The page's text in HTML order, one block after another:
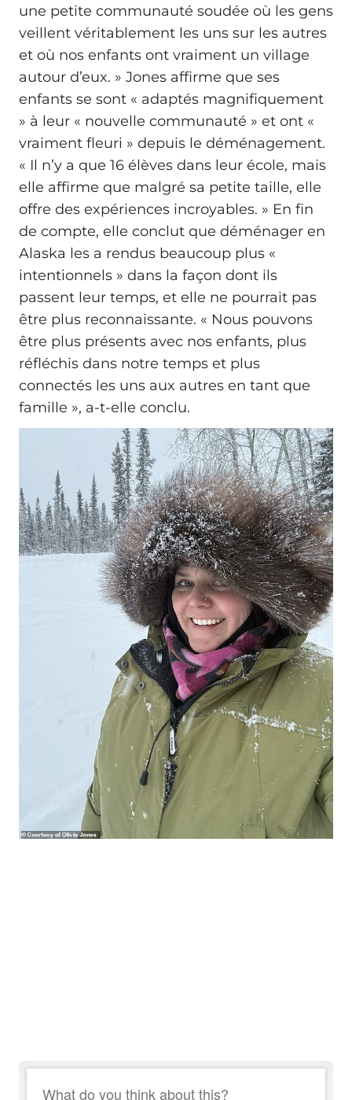
une petite communauté soudée où les gens
veillent véritablement les uns sur les autres
et où nos enfants ont vraiment un village
autour d’eux. » Jones affirme que ses
enfants se sont « adaptés magnifiquement
» à leur « nouvelle communauté » et ont «
vraiment fleuri » depuis le déménagement.
« Il n’y a que 16 élèves dans leur école, mais
elle affirme que malgré sa petite taille, elle
offre des expériences incroyables. » En fin
de compte, elle conclut que déménager en
Alaska les a rendus beaucoup plus «
intentionnels » dans la façon dont ils
passent leur temps, et elle ne pourrait pas
être plus reconnaissante. « Nous pouvons
être plus présents avec nos enfants, plus
réfléchis dans notre temps et plus
connectés les uns aux autres en tant que
famille », a-t-elle conclu.